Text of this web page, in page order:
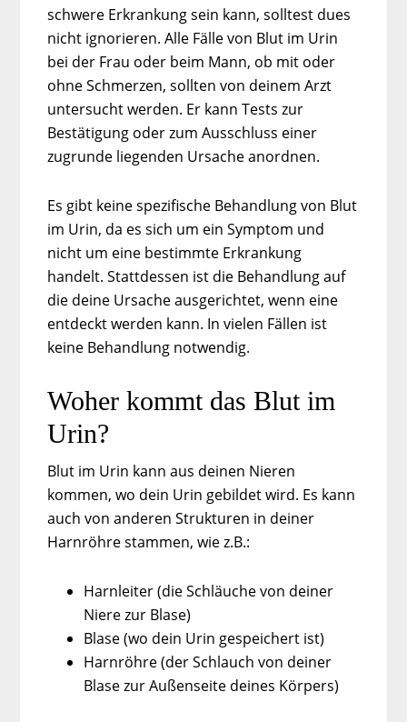
schwere Erkrankung sein kann, solltest dues
nicht ignorieren. Alle Fälle von Blut im Urin
bei der Frau oder beim Mann, ob mit oder
ohne Schmerzen, sollten von deinem Arzt
untersucht werden. Er kann Tests zur
Bestätigung oder zum Ausschluss einer
zugrunde liegenden Ursache anordnen.
Es gibt keine spezifische Behandlung von Blut
im Urin, da es sich um ein Symptom und
nicht um eine bestimmte Erkrankung
handelt. Stattdessen ist die Behandlung auf
die deine Ursache ausgerichtet, wenn eine
entdeckt werden kann. In vielen Fällen ist
keine Behandlung notwendig.
Woher kommt das Blut im
Urin?
Blut im Urin kann aus deinen Nieren
kommen, wo dein Urin gebildet wird. Es kann
auch von anderen Strukturen in deiner
Harnröhre stammen, wie z.B.:
Harnleiter (die Schläuche von deiner
Niere zur Blase)
Blase (wo dein Urin gespeichert ist)
Harnröhre (der Schlauch von deiner
Blase zur Außenseite deines Körpers)